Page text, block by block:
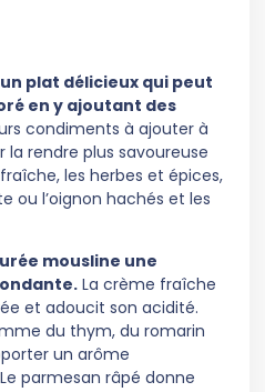
plat délicieux qui peut
en y ajoutant des
condiments à ajouter à
rendre plus savoureuse
les herbes et épices,
ou l’oignon hachés et les
mousline une
La crème fraîche
et adoucit son acidité.
du thym, du romarin
un arôme
parmesan râpé donne